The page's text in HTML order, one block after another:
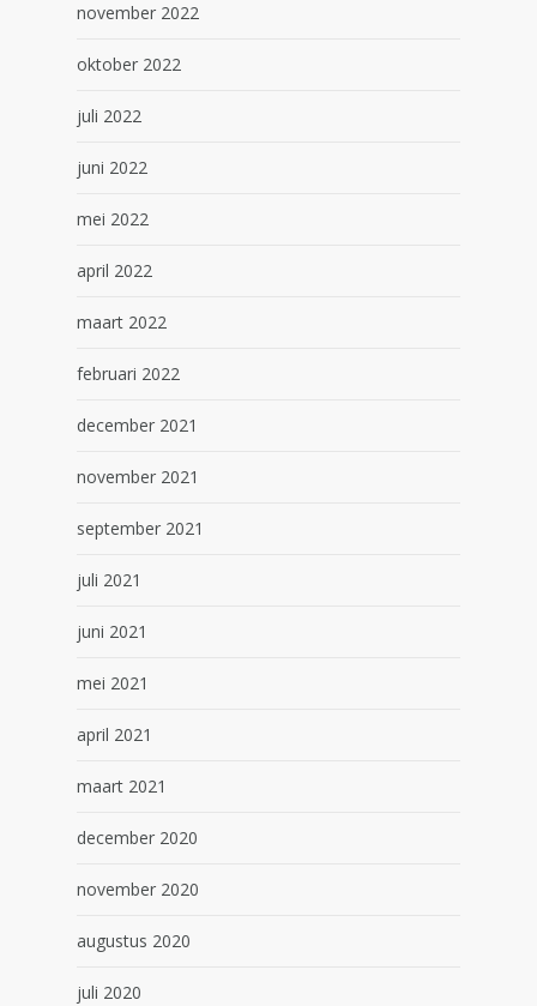
november 2022
oktober 2022
juli 2022
juni 2022
mei 2022
april 2022
maart 2022
februari 2022
december 2021
november 2021
september 2021
juli 2021
juni 2021
mei 2021
april 2021
maart 2021
december 2020
november 2020
augustus 2020
juli 2020